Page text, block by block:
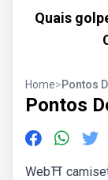
Quais
Home>Pontos
Pontos
Web⛩️